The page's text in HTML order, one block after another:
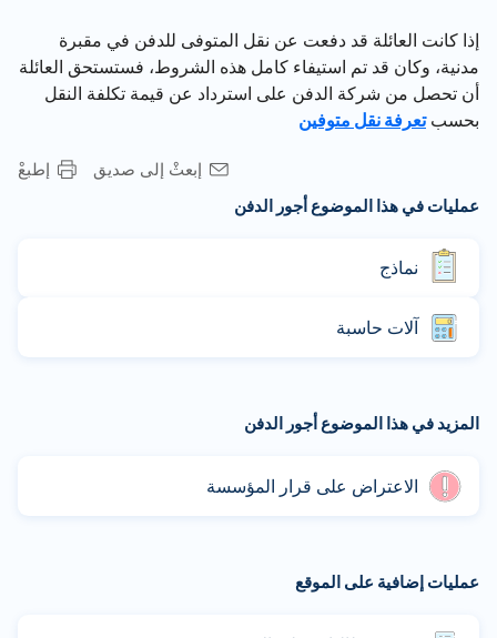
إذا كانت العائلة قد دفعت عن نقل المتوفى للدفن في مقبرة
مدنية، وكان قد تم استيفاء كامل هذه الشروط، فستستحق العائلة
أن تحصل من شركة الدفن على استرداد عن قيمة تكلفة النقل
بحسبتعرفة نقل متوفين
إطبعْ
إبعثْ إلى صديق
عمليات في هذا الموضوع أجور الدفن
نماذج
آلات حاسبة
المزيد في هذا الموضوع أجور الدفن
الاعتراض على قرار المؤسسة
عمليات إضافية على الموقع